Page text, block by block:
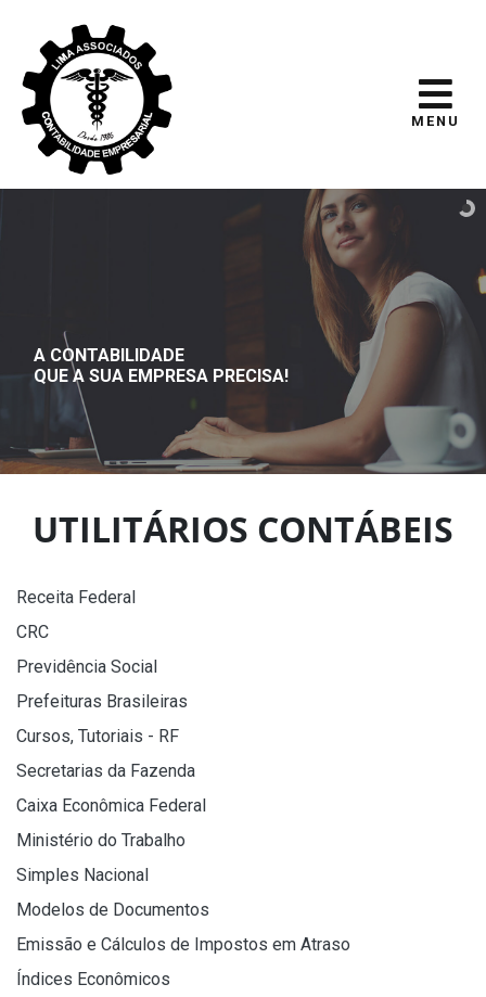
MENU
A CONTABILIDADE
QUE A SUA EMPRESA PRECISA!
UTILITÁRIOS CONTÁBEIS
Receita Federal
CRC
Previdência Social
Prefeituras Brasileiras
Cursos, Tutoriais - RF
Secretarias da Fazenda
Caixa Econômica Federal
Ministério do Trabalho
Simples Nacional
Modelos de Documentos
Emissão e Cálculos de Impostos em Atraso
Índices Econômicos